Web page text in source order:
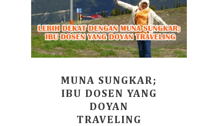
MUNA SUNGKAR;
IBU DOSEN YANG
DOYAN
TRAVELING